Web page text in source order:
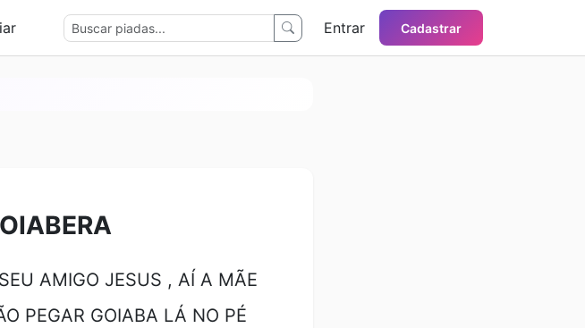
Entrar Cadastrar
AMIGO JESUS , AÍ A MÃE
PEGAR GOIABA LÁ NO PÉ